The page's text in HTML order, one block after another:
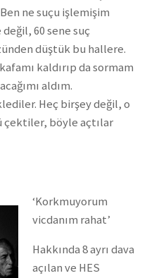
ne suçu işlemişim
60 sene suç
düştük bu hallere.
kaldırıp da sormam
aldım.
Heç birşey değil, o
çektiler, böyle açtılar
‘Korkmuyorum
vicdanım rahat’
Hakkında 8 ayrı dava
açılan ve HES